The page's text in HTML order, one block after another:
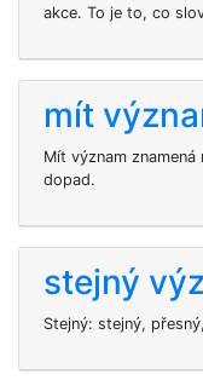
akce. To je to, co
mít
Mít význam
dopad.
stejný
Stejný: stejný,